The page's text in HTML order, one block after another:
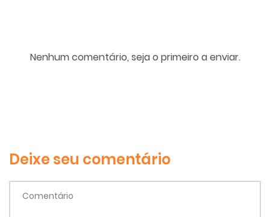
Nenhum comentário, seja o primeiro a enviar.
Deixe seu comentário
Comentário